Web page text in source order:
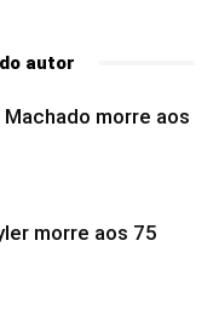
autor
morre aos
morre aos 75